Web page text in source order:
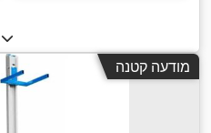
מודעה קטנה